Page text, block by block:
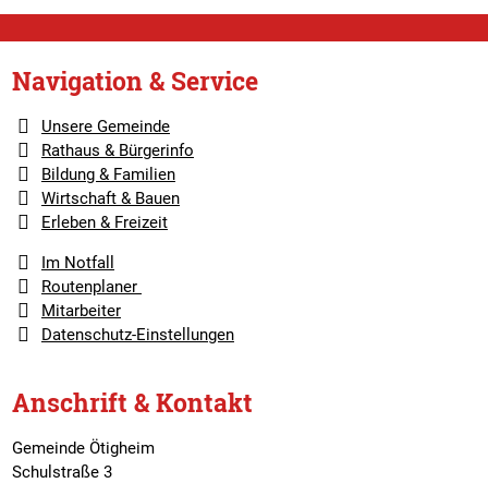
Navigation & Service
Unsere Gemeinde
Rathaus & Bürgerinfo
Bildung & Familien
Wirtschaft & Bauen
Erleben & Freizeit
Im Notfall
Routenplaner
Mitarbeiter
Datenschutz-Einstellungen
Anschrift & Kontakt
Gemeinde Ötigheim
Schulstraße 3